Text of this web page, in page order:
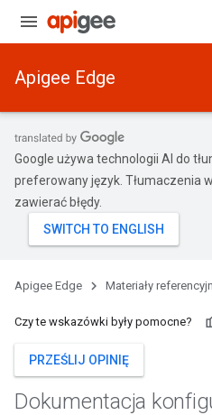
Apigee Edge
Google używa technologii AI do
preferowany język. Tłumaczenia
zawierać błędy.
Apigee Edge Materiały
Czy te wskazówki były pomocne?
PRZEŚLIJ OPINIĘ
Dokumentacja